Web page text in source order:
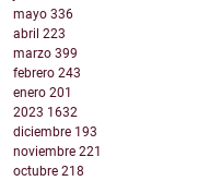
mayo 336
abril 223
marzo 399
febrero 243
enero 201
2023 1632
diciembre 193
noviembre 221
octubre 218